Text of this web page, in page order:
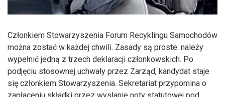
Członkiem Stowarzyszenia Forum Recyklingu Samochodów
można zostać w każdej chwili. Zasady są proste: należy
wypełnić jedną z trzech deklaracji członkowskich. Po
podjęciu stosownej uchwały przez Zarząd, kandydat staje
się członkiem Stowarzyszenia. Sekretariat przypomina o
zapłaceniu składki przez wysłanie noty statutowej pod